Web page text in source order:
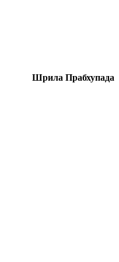
Шрила Прабхупада